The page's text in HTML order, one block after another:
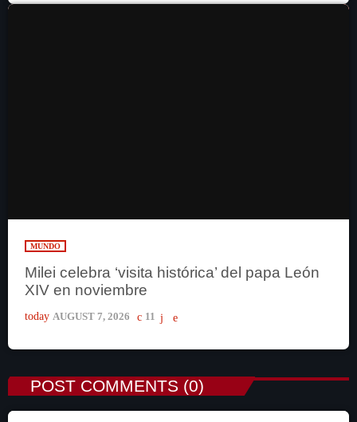
MUNDO
Milei celebra ‘visita histórica’ del papa León
XIV en noviembre
today AUGUST 7, 2026 11
POST COMMENTS (0)